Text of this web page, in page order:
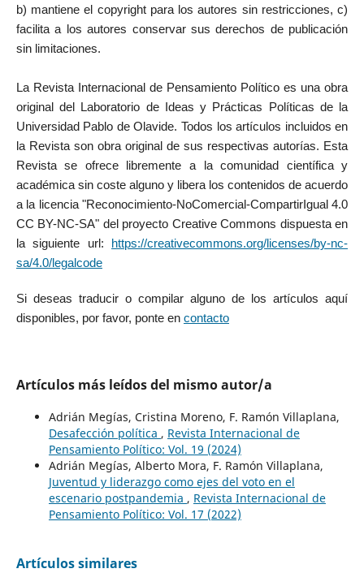
b) mantiene el copyright para los autores sin restricciones, c)
facilita a los autores conservar sus derechos de publicación
sin limitaciones.
La Revista Internacional de Pensamiento Político es una obra
original del Laboratorio de Ideas y Prácticas Políticas de la
Universidad Pablo de Olavide. Todos los artículos incluidos en
la Revista son obra original de sus respectivas autorías. Esta
Revista se ofrece libremente a la comunidad científica y
académica sin coste alguno y libera los contenidos de acuerdo
a la licencia "Reconocimiento-NoComercial-CompartirIgual 4.0
CC BY-NC-SA" del proyecto Creative Commons dispuesta en
la siguiente url:
https://creativecommons.org/licenses/by-nc-
sa/4.0/legalcode
Si deseas traducir o compilar alguno de los artículos aquí
disponibles, por favor, ponte en contacto
Artículos más leídos del mismo autor/a
Adrián Megías, Cristina Moreno, F. Ramón Villaplana,
Desafección política , Revista Internacional de
Pensamiento Político: Vol. 19 (2024)
Adrián Megías, Alberto Mora, F. Ramón Villaplana,
Juventud y liderazgo como ejes del voto en el
escenario postpandemia , Revista Internacional de
Pensamiento Político: Vol. 17 (2022)
Artículos similares